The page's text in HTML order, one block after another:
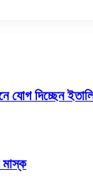
যোগ দিচ্ছেন
মাস্ক